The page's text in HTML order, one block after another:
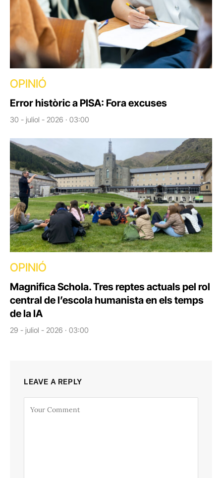
OPINIÓ
Error històric a PISA: Fora excuses
30 - juliol - 2026 · 03:00
OPINIÓ
Magnifica Schola. Tres reptes actuals pel rol
central de l’escola humanista en els temps
de la IA
29 - juliol - 2026 · 03:00
LEAVE A REPLY